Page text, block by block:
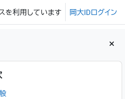
を利用しています 岡大IDログイン
ク
キップする